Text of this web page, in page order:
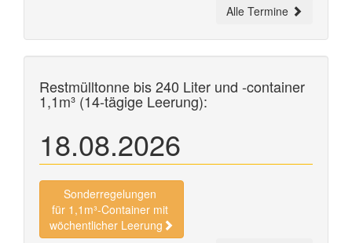
Alle Termine
Restmülltonne bis 240 Liter und -container
1,1m³ (14-tägige Leerung):
18.08.2026
Sonderregelungen
für 1,1m³-Container mit
wöchentlicher Leerung